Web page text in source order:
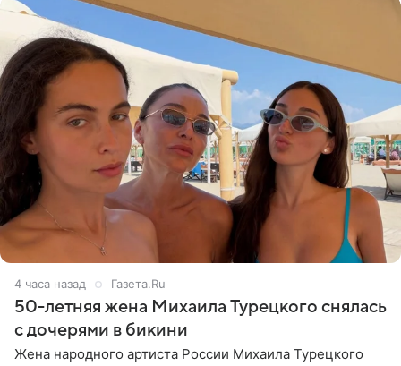
4 часа назад Газета.Ru
50-летняя жена Михаила Турецкого снялась
с дочерями в бикини
Жена народного артиста России Михаила Турецкого